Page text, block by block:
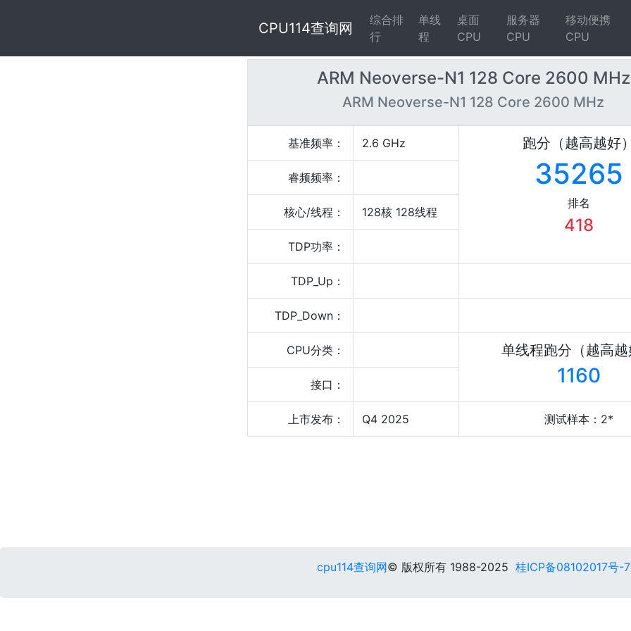
CPU114查询网
综合排
行
单线
程
桌面
CPU
服务器
CPU
移动便携
CPU
ARM Neoverse-N1 128 Core 2600 MHz
ARM Neoverse-N1 128 Core 2600 MHz
基准频率： 2.6 GHz 跑分（越高越好
35265
排名
418
睿频频率：
核心/线程： 128核 128线程
TDP功率：
TDP_Up：
TDP_Down：
CPU分类： 单线程跑分（越高
1160
接口：
上市发布： Q4 2025 测试样本：2*
cpu114查询网© 版权所有 1988-2025 桂ICP备08102017号-7